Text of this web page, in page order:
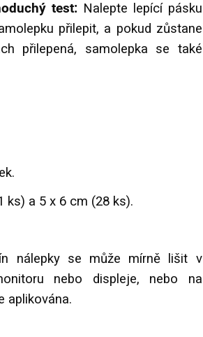
test:Nalepte lepící pásku
přilepit, a pokud zůstane
přilepená, samolepka se také
ks) a 5 x 6 cm (28 ks).
nálepky se může mírně lišit v
nebo displeje, nebo na
aplikována.